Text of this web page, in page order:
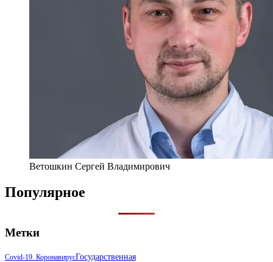
Ветошкин Сергей Владимирович
Популярное
Метки
Covid-19. КоронавирусГосударственная